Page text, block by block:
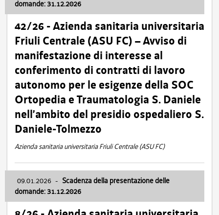
domande: 31.12.2026
42/26 - Azienda sanitaria universitaria
Friuli Centrale (ASU FC) – Avviso di
manifestazione di interesse al
conferimento di contratti di lavoro
autonomo per le esigenze della SOC
Ortopedia e Traumatologia S. Daniele
nell’ambito del presidio ospedaliero S.
Daniele-Tolmezzo
Azienda sanitaria universitaria Friuli Centrale (ASU FC)
09.01.2026 - Scadenza della presentazione delle
domande: 31.12.2026